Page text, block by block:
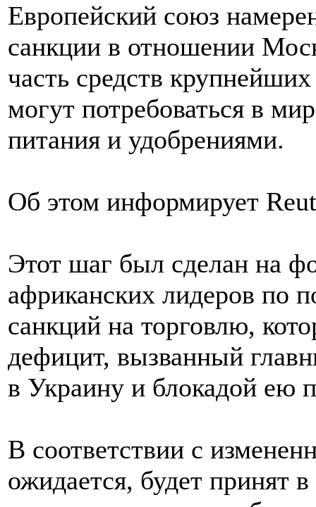
Европейский союз
санкции в отношении
часть средств
могут потребоваться в
питания и удобрениями.
Об этом информирует
Этот шаг был сделан на
африканских лидеров по
санкций на торговлю,
дефицит, вызванный
в Украину и блокадой ею
В соответствии с
ожидается, будет принят